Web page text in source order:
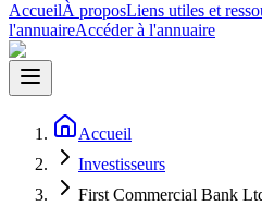
AccueilÀ proposLiens utiles et
l'annuaireAccéder à l'annuaire
Accueil
Investisseurs
First Commercial Bank